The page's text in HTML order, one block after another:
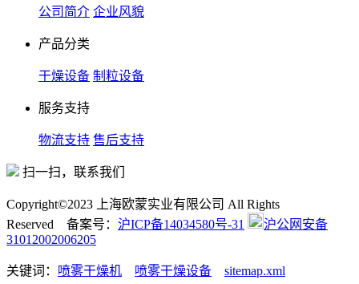
公司简介 企业风貌
产品分类
干燥设备 制粒设备
服务支持
物流支持 售后支持
扫一扫，联系我们
Copyright©2023 上海欧蒙实业有限公司 All Rights
Reserved 备案号： 沪ICP备14034580号-31
沪公网安备
31012002006205
关键词： 喷雾干燥机 喷雾干燥设备 sitemap.xml